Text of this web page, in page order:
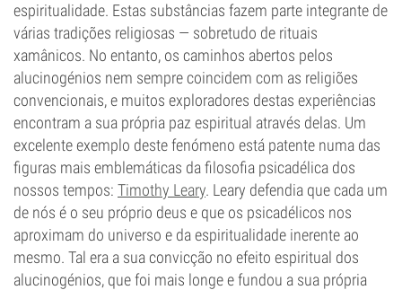
espiritualidade. Estas substâncias fazem parte integrante de
várias tradições religiosas — sobretudo de rituais
xamânicos. No entanto, os caminhos abertos pelos
alucinogénios nem sempre coincidem com as religiões
convencionais, e muitos exploradores destas experiências
encontram a sua própria paz espiritual através delas. Um
excelente exemplo deste fenómeno está patente numa das
figuras mais emblemáticas da filosofia psicadélica dos
nossos tempos: Timothy Leary. Leary defendia que cada um
de nós é o seu próprio deus e que os psicadélicos nos
aproximam do universo e da espiritualidade inerente ao
mesmo. Tal era a sua convicção no efeito espiritual dos
alucinogénios, que foi mais longe e fundou a sua própria